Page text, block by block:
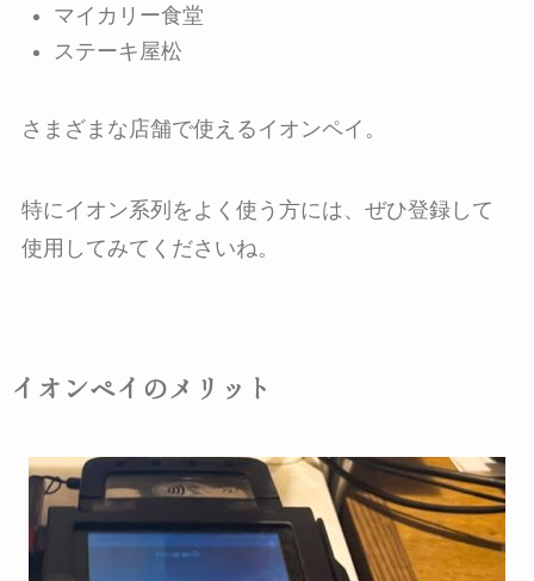
マイカリー食堂
ステーキ屋松
さまざまな店舗で使えるイオンペイ。
特にイオン系列をよく使う方には、ぜひ登録して
使用してみてくださいね。
イオンペイのメリット